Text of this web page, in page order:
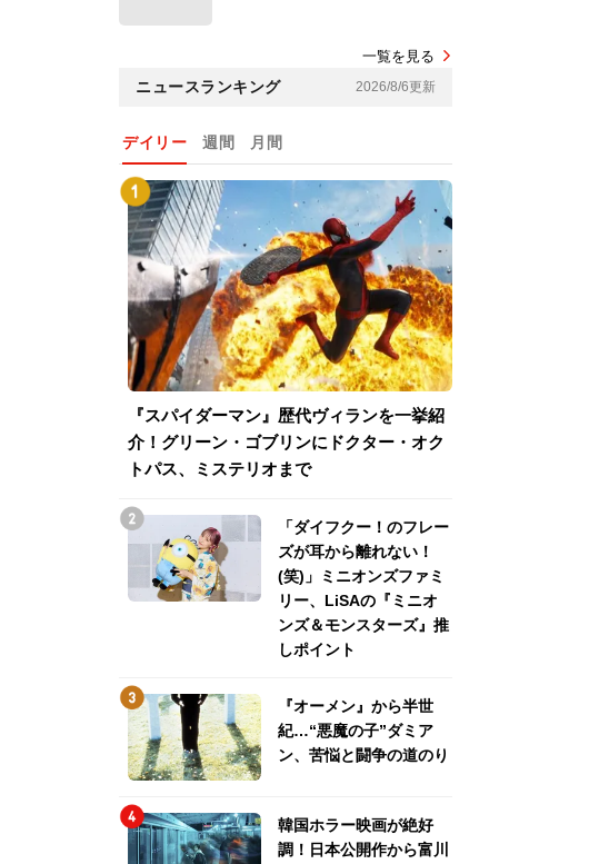
一覧を見る
ニュースランキング 2026/8/6更新
デイリー 週間 月間
『スパイダーマン』歴代ヴィランを一挙紹
介！グリーン・ゴブリンにドクター・オク
トパス、ミステリオまで
「ダイフクー！のフレー
ズが耳から離れない！
(笑)」ミニオンズファミ
リー、LiSAの『ミニオ
ンズ＆モンスターズ』推
しポイント
『オーメン』から半世
紀…“悪魔の子”ダミア
ン、苦悩と闘争の道のり
韓国ホラー映画が絶好
調！日本公開作から富川